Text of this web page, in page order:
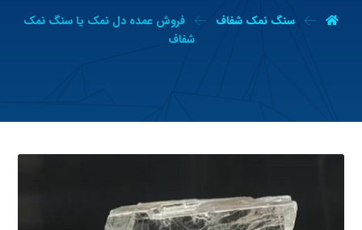
سنگ نمک شفاف
فروش عمده دل نمک یا سنگ نمک
شفاف